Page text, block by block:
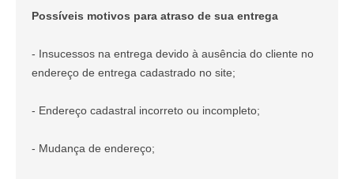
Possíveis motivos para atraso de sua entrega
- Insucessos na entrega devido à ausência do cliente no
endereço de entrega cadastrado no site;
- Endereço cadastral incorreto ou incompleto;
- Mudança de endereço;